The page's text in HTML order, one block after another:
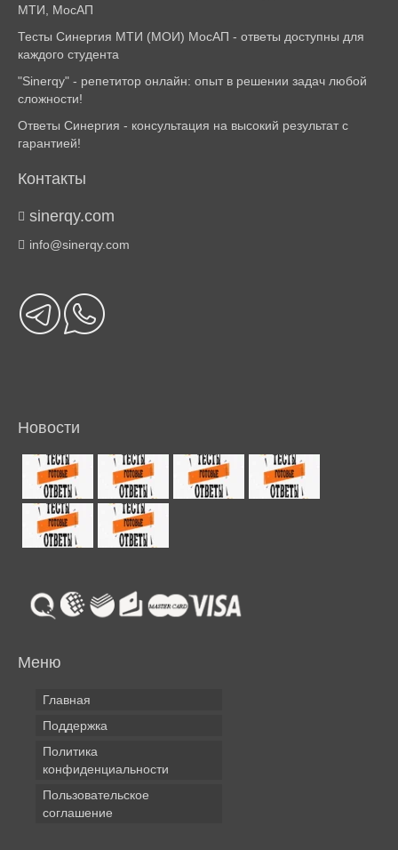
МТИ, МосАП
Тесты Синергия МТИ (МОИ) МосАП - ответы доступны для
каждого студента
"Sinerqy" - репетитор онлайн: опыт в решении задач любой
сложности!
Ответы Синергия - консультация на высокий результат с
гарантией!
Контакты
sinerqy.com
info@sinerqy.com
Новости
Меню
Главная
Поддержка
Политика
конфиденциальности
Пользовательское
соглашение